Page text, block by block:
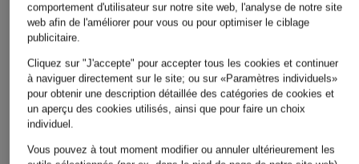
comportement d'utilisateur sur notre site web, l'analyse de notre site
web afin de l'améliorer pour vous ou pour optimiser le ciblage
publicitaire.
Cliquez sur "J'accepte" pour accepter tous les cookies et continuer
à naviguer directement sur le site; ou sur «Paramètres individuels»
pour obtenir une description détaillée des catégories de cookies et
un aperçu des cookies utilisés, ainsi que pour faire un choix
individuel.
Vous pouvez à tout moment modifier ou annuler ultérieurement les